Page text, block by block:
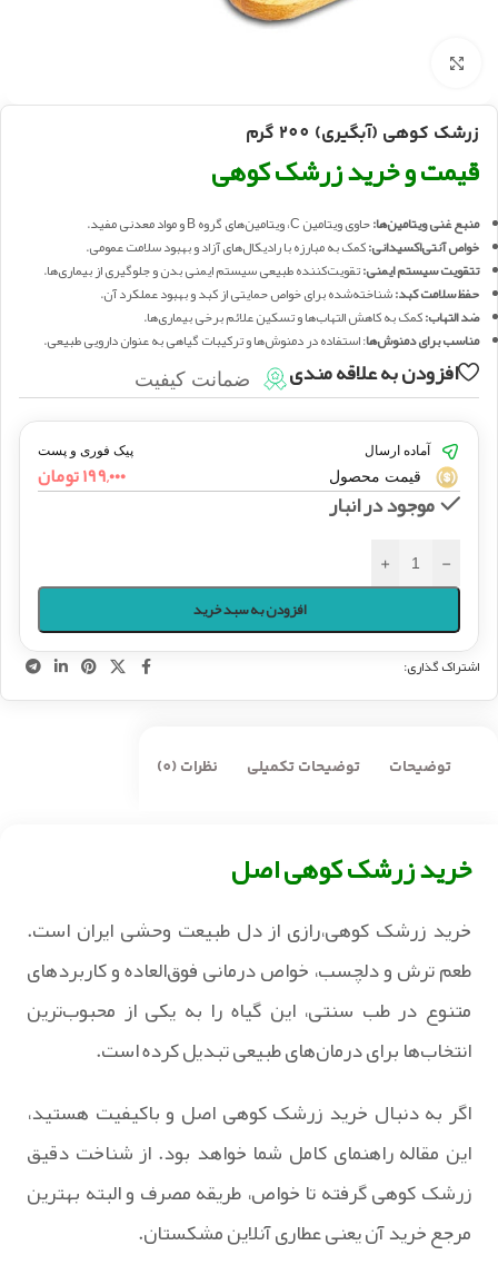
زرشک کوهی (آبگیری) 200 گرم
قیمت و خرید زرشک کوهی
منبع غنی ویتامین‌ها:حاوی ویتامین C، ویتامین‌های گروه B و مواد معدنی مفید.
خواص آنتی‌اکسیدانی:کمک به مبارزه با رادیکال‌های آزاد و بهبود سلامت عمومی.
تتقویت سیستم ایمنی:تقویت‌کننده طبیعی سیستم ایمنی بدن و جلوگیری از بیماری‌ها.
حفظ سلامت کبد:شناخته‌شده برای خواص حمایتی از کبد و بهبود عملکرد آن.
ضد التهاب:کمک به کاهش التهاب‌ها و تسکین علائم برخی بیماری‌ها.
مناسب برای دمنوش‌ها: استفاده در دمنوش‌ها و ترکیبات گیاهی به عنوان دارویی طبیعی.
افزودن به علاقه مندی ضمانت کیفیت
آماده ارسال پیک فوری و پست
قیمت محصول ۱۹۹,۰۰۰تومان
موجود در انبار
-
+
افزودن به سبد خرید
اشتراک گذاری:
توضیحات توضیحات تکمیلی نظرات (0)
خرید زرشک کوهی اصل
خرید زرشک کوهی،رازی از دل طبیعت وحشی ایران است.
طعم ترش و دلچسب، خواص درمانی فوق‌العاده و کاربردهای
متنوع در طب سنتی، این گیاه را به یکی از محبوب‌ترین
انتخاب‌ها برای درمان‌های طبیعی تبدیل کرده است.
اگر به دنبال خرید زرشک کوهی اصل و باکیفیت هستید،
این مقاله راهنمای کامل شما خواهد بود. از شناخت دقیق
زرشک کوهی گرفته تا خواص، طریقه مصرف و البته بهترین
مرجع خرید آن یعنی عطاری آنلاین مشکستان.